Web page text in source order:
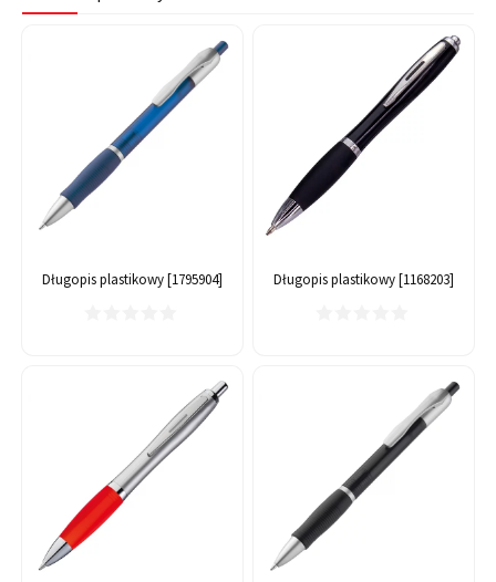
Długopis plastikowy [1795904] Długopis plastikowy [1168203]